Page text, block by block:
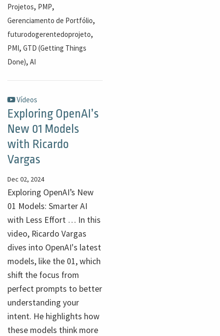
Projetos, PMP,
Gerenciamento de Portfólio,
futurodogerentedoprojeto,
PMI, GTD (Getting Things
Done), AI
Vídeos
Exploring OpenAI’s
New 01 Models
with Ricardo
Vargas
Dec 02, 2024
Exploring OpenAI’s New
01 Models: Smarter AI
with Less Effort … In this
video, Ricardo Vargas
dives into OpenAI's latest
models, like the 01, which
shift the focus from
perfect prompts to better
understanding your
intent. He highlights how
these models think more